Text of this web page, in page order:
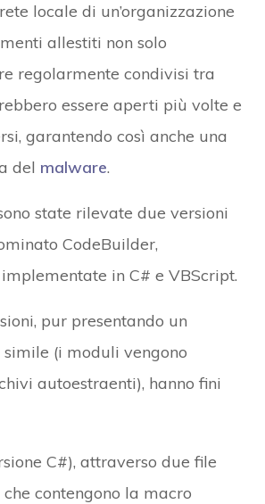
locale di un’organizzazione
allestiti non solo
regolarmente condivisi tra
essere aperti più volte e
garantendo così anche una
del malware.
state rilevate due versioni
CodeBuilder,
in C# e VBScript.
pur presentando un
(i moduli vengono
autoestraenti), hanno fini
C#), attraverso due file
contengono la macro